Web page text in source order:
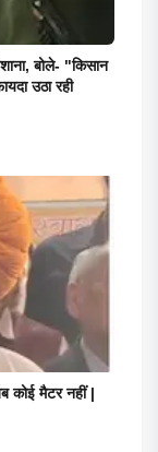
बोले- "किसान
उठा रही
कोई मैटर नहीं |